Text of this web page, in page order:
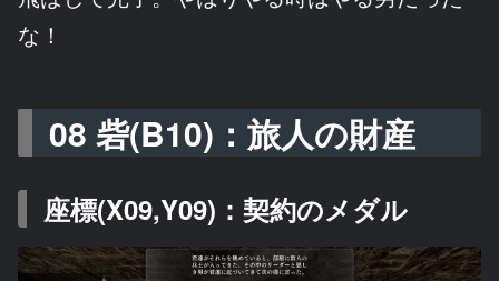
な！
08 砦(B10)：旅人の財産
座標(X09,Y09)：契約のメダル